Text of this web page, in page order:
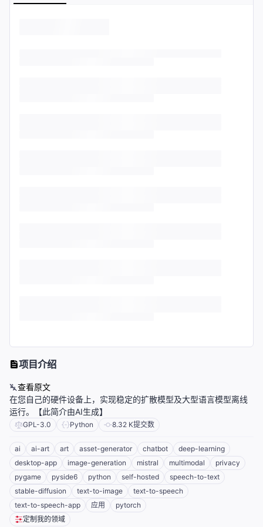
项目介绍
查看原文
在您自己的硬件设备上，实现稳定的扩散模型及大型语言模型离线
运行。【此简介由AI生成】
GPL-3.0 Python 8.32 K提交数
ai ai-art art asset-generator chatbot
deep-learning
desktop-app
image-generation mistral multimodal
privacy
pygame
pyside6 python self-hosted
speech-to-text
stable-diffusion
text-to-image
text-to-speech
text-to-speech-app
应用
pytorch
定制我的领域